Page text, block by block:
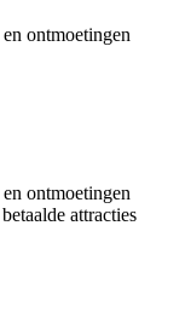
ontmoetingen
ontmoetingen
attracties